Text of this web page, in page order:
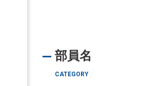
部員名
CATEGORY